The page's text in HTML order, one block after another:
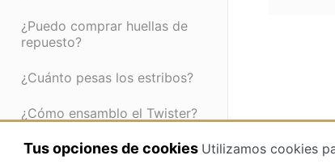
Tus opciones de cookies Utilizamos cookies
¿Puedo comprar huellas de
repuesto?
¿Cuánto pesas los estribos?
¿Cómo ensamblo el Twister?
¿Puedo comprar Twisters